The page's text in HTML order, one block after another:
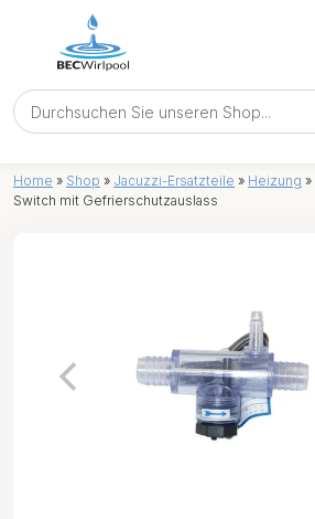
Home » Shop » Jacuzzi-Ersatzteile » Heizung »
Switch mit Gefrierschutzauslass